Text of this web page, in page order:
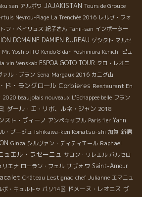
san アルボワ JAJAKISTAN Tours de Groupe
Neyrou-Plage La Trenchée 2016 レルヴ・フォ
フ・ペイリュス 紀子さん Tanii-san インポーター
DOMAINE DAMIEN BUREAU ゲシクト マルセ
Mr. Yoshio ITO Kendo 8 dan Yoshimura Kenichi ピュ
vin Venskab ESPOA GOTO TOUR クロ・レオニ
ァル・ブラン Sena Margaux 2016 カニグ山
ド・ラングロール Corbieres Restaurant En
2020 beaujolais nouveaux L'Echappee belle フラン
ダール・エ・リボ、ルネ・ジャン 2018
スト・ヴィーノ アンペキャブル Paris 1er Yann
・ブージュ Ishikawa-ken Komatsu-shi 加賀 新宿
Ginza シルヴァン・ディティエール Raphael
ュエル・ラセーニュ サロン・リレエル バルセロ
リエナ ローラン・フェル サヴォワ Saint-Amour
Château Lestignac chef Julianne エマニュ
ボ・キュルトゥ パリ14区 ドメーヌ・レオニス ヴ